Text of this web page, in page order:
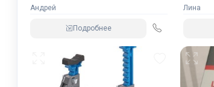
Андрей
Подробнее
Лина